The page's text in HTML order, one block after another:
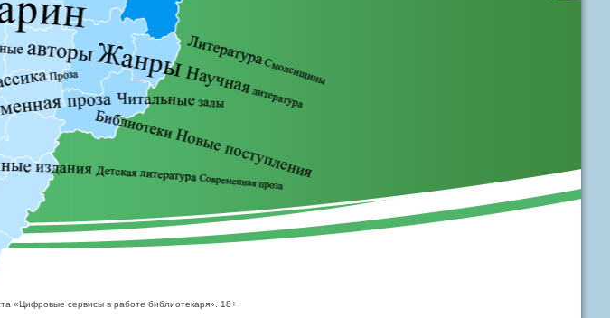
«Цифровые сервисы в работе библиотекаря». 18+